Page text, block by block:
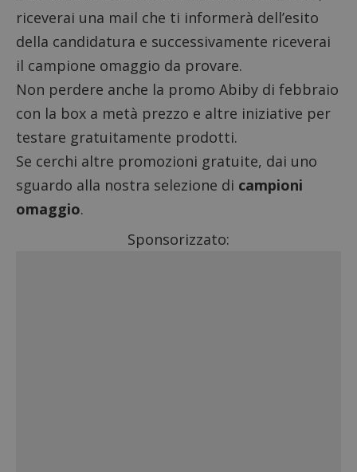
riceverai una mail che ti informerà dell’esito
della candidatura e successivamente riceverai
il campione omaggio da provare.
Non perdere anche la promo Abiby di febbraio
con la box a metà prezzo e altre iniziative per
testare gratuitamente prodotti.
Se cerchi altre promozioni gratuite, dai uno
sguardo alla nostra selezione di campioni
omaggio.
Sponsorizzato: